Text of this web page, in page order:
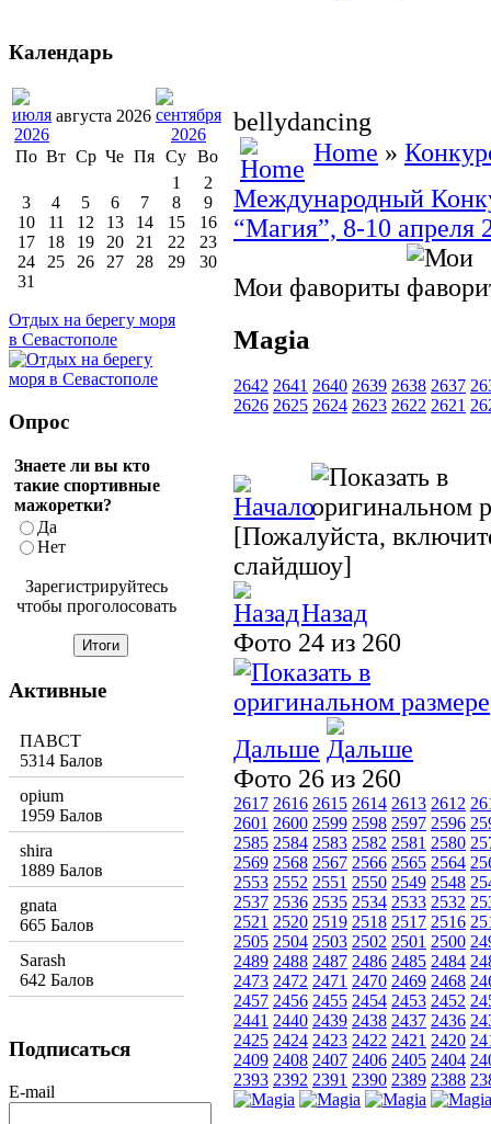
bellydancing
Home »
Международный
“Магия”, 8-10 апреля
Мои фавориты
Magia
2642 2641 2640 2639 2638 2637
2626 2625 2624 2623 2622 2621
[Пожалуйста,
слайдшоу]
Назад
Фото 24 из 260
Дальше
Фото 26 из 260
2617 2616 2615 2614 2613 2612
2601 2600 2599 2598 2597 2596
2585 2584 2583 2582 2581 2580
2569 2568 2567 2566 2565 2564
2553 2552 2551 2550 2549 2548
2537 2536 2535 2534 2533 2532
2521 2520 2519 2518 2517 2516
2505 2504 2503 2502 2501 2500
2489 2488 2487 2486 2485 2484
2473 2472 2471 2470 2469 2468
2457 2456 2455 2454 2453 2452
2441 2440 2439 2438 2437 2436
2425 2424 2423 2422 2421 2420
2409 2408 2407 2406 2405 2404
2393 2392 2391 2390 2389 2388
Календарь
августа 2026
По Вт Ср Че Пя Су Во
1
2
3
4 5 6 7 8
9
10
11 12 13 14 15
16
17
18 19 20 21 22
23
24
25 26 27 28 29
30
31
Отдых на берегу моря
в Севастополе
Опрос
Знаете ли вы кто
такие спортивные
мажоретки?
Да
Нет
Зарегистрируйтесь
чтобы проголосовать
Активные
ПАВСТ
5314 Балов
opium
1959 Балов
shira
1889 Балов
gnata
665 Балов
Sarash
642 Балов
Подписаться
E-mail